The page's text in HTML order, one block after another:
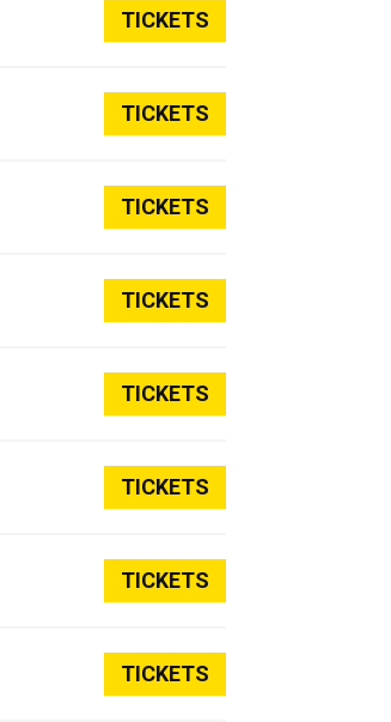
TICKETS
TICKETS
TICKETS
TICKETS
TICKETS
TICKETS
TICKETS
TICKETS